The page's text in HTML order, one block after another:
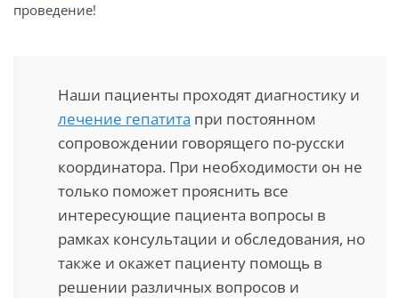
проведение!
Наши пациенты проходят диагностику и
лечение гепатита при постоянном
сопровождении говорящего по-русски
координатора. При необходимости он не
только поможет прояснить все
интересующие пациента вопросы в
рамках консультации и обследования, но
также и окажет пациенту помощь в
решении различных вопросов и